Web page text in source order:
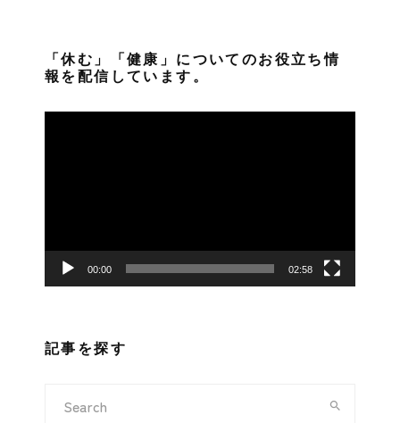
「休む」「健康」についてのお役立ち情
報を配信しています。
ー
00:00 02:58
記事を探す